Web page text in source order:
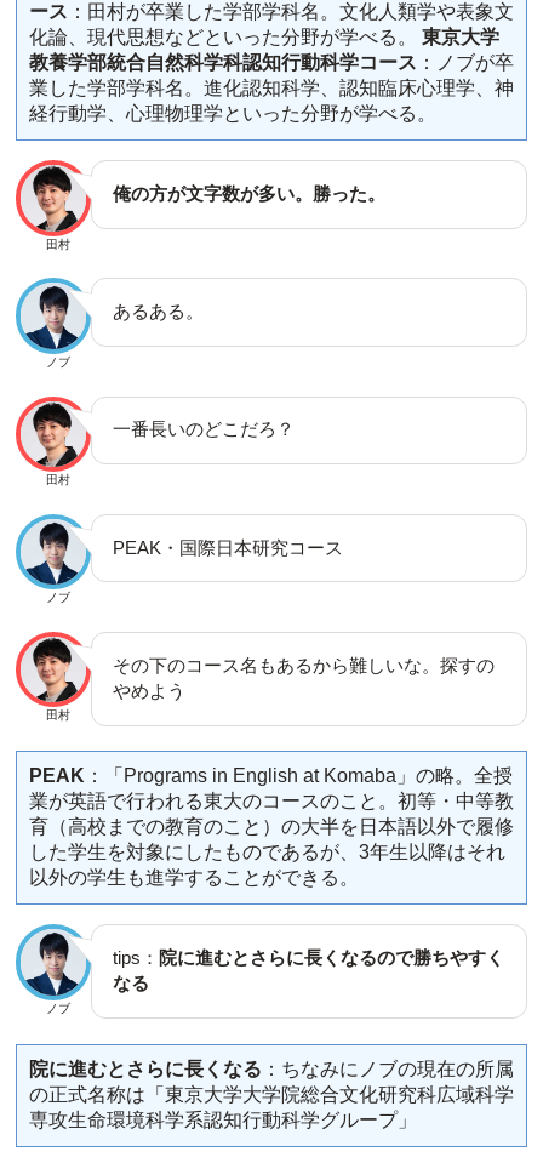
ース ：田村が卒業した学部学科名。文化人類学や表象文
化論、現代思想などといった分野が学べる。 東京大学
教養学部統合自然科学科認知行動科学コース ：ノブが卒
業した学部学科名。進化認知科学、認知臨床心理学、神
経行動学、心理物理学といった分野が学べる。
田村
俺の方が文字数が多い。勝った。
ノブ
あるある。
田村
一番長いのどこだろ？
ノブ
PEAK・国際日本研究コース
田村
その下のコース名もあるから難しいな。探すの
やめよう
PEAK：「Programs in English at Komaba」の略。全授
業が英語で行われる東大のコースのこと。初等・中等教
育（高校までの教育のこと）の大半を日本語以外で履修
した学生を対象にしたものであるが、3年生以降はそれ
以外の学生も進学することができる。
ノブ
tips： 院に進むとさらに長くなるので勝ちやすく
なる
院に進むとさらに長くなる ：ちなみにノブの現在の所属
の正式名称は「東京大学大学院総合文化研究科広域科学
専攻生命環境科学系認知行動科学グループ」